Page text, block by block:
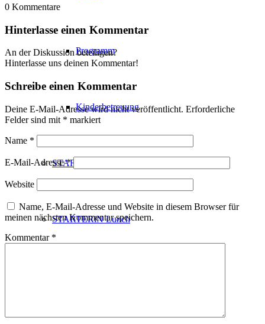
Programm
Kinderbetreuung
STARTERiN Hamburg 2025 Award
STARTERiN Lunch
0 Kommentare
Hinterlasse einen Kommentar
An der Diskussion beteiligen?
Hinterlasse uns deinen Kommentar!
Schreibe einen Kommentar
Deine E-Mail-Adresse wird nicht veröffentlicht. Erforderliche
Felder sind mit * markiert
Name *
E-Mail-Adresse*
Website
Name, E-Mail-Adresse und Website in diesem Browser für
meinen nächsten Kommentar speichern.
Kommentar *